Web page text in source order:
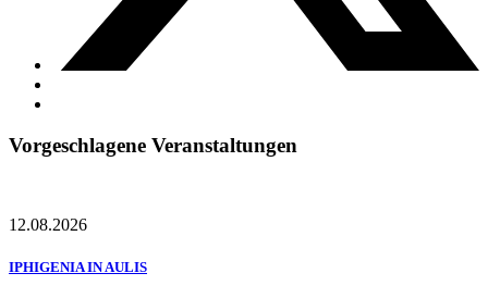
Vorgeschlagene Veranstaltungen
12.08.2026
IPHIGENIA IN AULIS